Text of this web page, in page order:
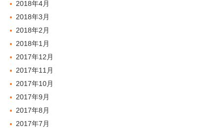
2018年4月
2018年3月
2018年2月
2018年1月
2017年12月
2017年11月
2017年10月
2017年9月
2017年8月
2017年7月